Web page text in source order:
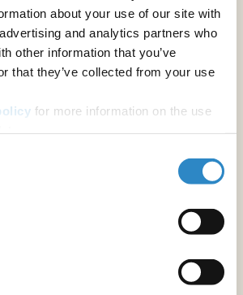
about your use of our site with
and analytics partners who
other information that you’ve
that they’ve collected from your use
for more information on the use
ル推奨
著者向けサービス
ラクトの校正